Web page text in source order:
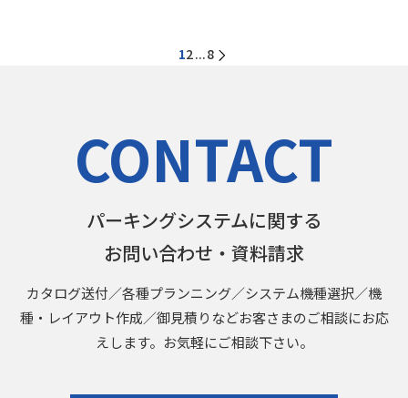
12...8
CONTACT
パーキングシステムに関する
お問い合わせ・資料請求
カタログ送付／各種プランニング／システム機種選択／機
種・レイアウト作成／御見積りなどお客さまのご相談にお応
えします。お気軽にご相談下さい。